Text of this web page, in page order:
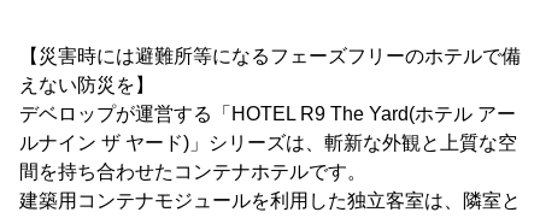
【災害時には避難所等になるフェーズフリーのホテルで備
えない防災を】
デベロップが運営する「HOTEL R9 The Yard(ホテル アー
ルナイン ザ ヤード)」シリーズは、斬新な外観と上質な空
間を持ち合わせたコンテナホテルです。
建築用コンテナモジュールを利用した独立客室は、隣室と